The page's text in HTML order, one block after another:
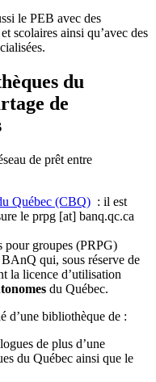
le PEB avec des
scolaires ainsi qu’avec des
du
de
de prêt entre
Québec (CBQ) : il est
le prpg [at] banq.qc.ca
pour groupes (PRPG)
qui, sous réserve de
la licence d’utilisation
du Québec.
d’une bibliothèque de :
de plus d’une
du Québec ainsi que le